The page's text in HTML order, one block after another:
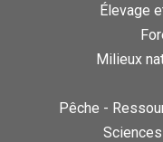
Élevage
Milieux
Pêche -